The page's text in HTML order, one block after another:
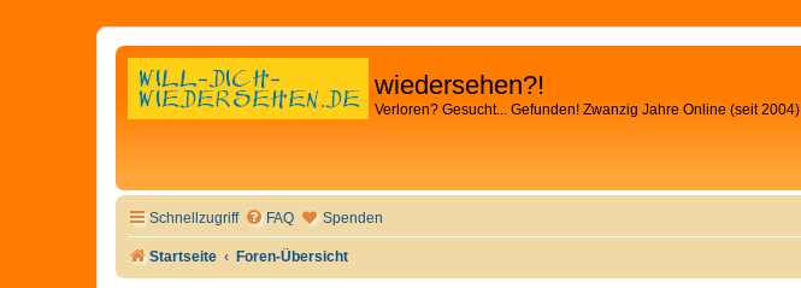
wiedersehen?!
Verloren? Gesucht... Gefunden! Zwanzig Jahre Online (seit 2004)
Schnellzugriff FAQ Spenden
Startseite Foren-Übersicht